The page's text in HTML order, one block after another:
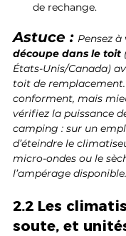
de rechange.
Astuce : Pensez
découpe dans le toit
États-Unis/Canada)
toit de remplacement.
conforment, mais
vérifiez la puissance
camping : sur un
d’éteindre le
micro-ondes ou le
l’ampérage disponible.
2.2 Les
soute, et